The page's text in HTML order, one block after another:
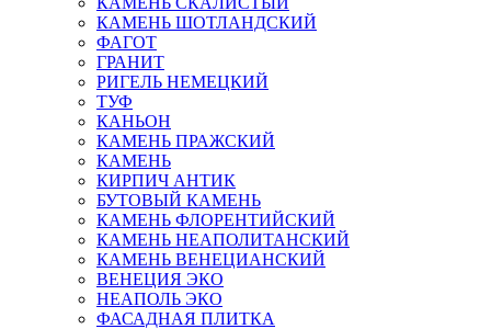
КАМЕНЬ ШОТЛАНДСКИЙ
ФАГОТ
ГРАНИТ
РИГЕЛЬ НЕМЕЦКИЙ
ТУФ
КАНЬОН
КАМЕНЬ ПРАЖСКИЙ
КАМЕНЬ
КИРПИЧ АНТИК
БУТОВЫЙ КАМЕНЬ
КАМЕНЬ ФЛОРЕНТИЙСКИЙ
КАМЕНЬ НЕАПОЛИТАНСКИЙ
КАМЕНЬ ВЕНЕЦИАНСКИЙ
ВЕНЕЦИЯ ЭКО
НЕАПОЛЬ ЭКО
ФАСАДНАЯ ПЛИТКА